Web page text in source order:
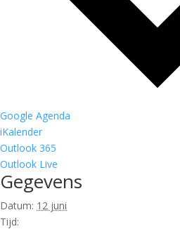
Google Agenda
iKalender
Outlook 365
Outlook Live
Gegevens
Datum: 12 juni
Tijd: